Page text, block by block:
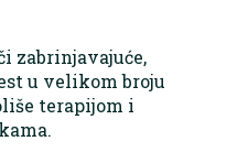
zabrinjavajuće,
u velikom broju
terapijom i